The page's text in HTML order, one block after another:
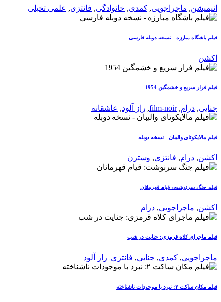
انیمیشن, ماجراجویی, کمدی, خانوادگی, فانتزی, علمی تخیلی
فیلم باشگاه مبارزه - نسخه دوبله فارسی
اکشن
فیلم فرار سریع و خشمگین 1954
جنایی, درام,
film-noir
, راز آلود, عاشقانه
فیلم مالایکوتای والیبان - نسخه دوبله
اکشن, درام, فانتزی, وسترن
فیلم جنگ سرنوشت: قیام قهرمانان
اکشن, ماجراجویی, درام
فیلم ماجرای کلاه قرمزی: جنایت در شب
ماجراجویی, کمدی, جنایی, فانتزی, راز آلود
فیلم مکان ساکت ۲: نبرد با موجودات ناشناخته